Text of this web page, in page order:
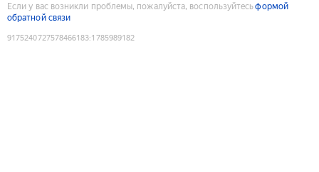
Если у вас возникли проблемы, пожалуйста, воспользуйтесьформой
обратной связи
9175240727578466183:1785989182